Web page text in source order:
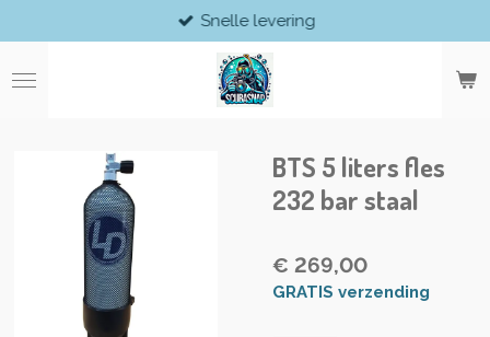
direct
naar
de
Snelle levering
BTS 5 liters fles
232 bar staal
€ 269,00
GRATIS verzending